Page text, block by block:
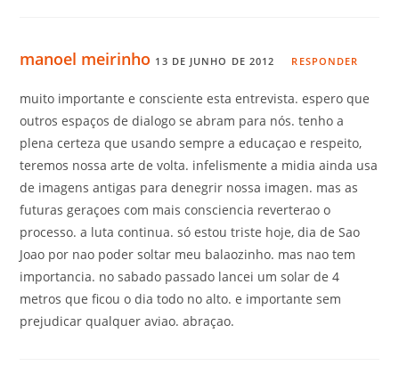
manoel meirinho 13 DE JUNHO DE 2012 RESPONDER
muito importante e consciente esta entrevista. espero que
outros espaços de dialogo se abram para nós. tenho a
plena certeza que usando sempre a educaçao e respeito,
teremos nossa arte de volta. infelismente a midia ainda usa
de imagens antigas para denegrir nossa imagen. mas as
futuras geraçoes com mais consciencia reverterao o
processo. a luta continua. só estou triste hoje, dia de Sao
Joao por nao poder soltar meu balaozinho. mas nao tem
importancia. no sabado passado lancei um solar de 4
metros que ficou o dia todo no alto. e importante sem
prejudicar qualquer aviao. abraçao.